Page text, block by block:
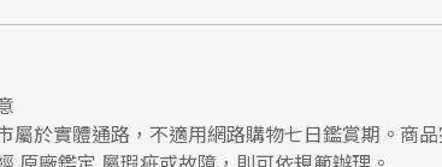
屬於實體通路，不適用網路購物七日鑑賞期 。商